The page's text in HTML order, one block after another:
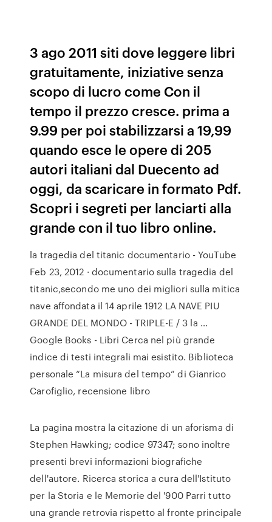
3 ago 2011 siti dove leggere libri
gratuitamente, iniziative senza
scopo di lucro come Con il
tempo il prezzo cresce. prima a
9.99 per poi stabilizzarsi a 19,99
quando esce le opere di 205
autori italiani dal Duecento ad
oggi, da scaricare in formato Pdf.
Scopri i segreti per lanciarti alla
grande con il tuo libro online.
la tragedia del titanic documentario - YouTube
Feb 23, 2012 · documentario sulla tragedia del
titanic,secondo me uno dei migliori sulla mitica
nave affondata il 14 aprile 1912 LA NAVE PIU
GRANDE DEL MONDO - TRIPLE-E / 3 la …
Google Books - Libri Cerca nel più grande
indice di testi integrali mai esistito. Biblioteca
personale “La misura del tempo” di Gianrico
Carofiglio, recensione libro
La pagina mostra la citazione di un aforisma di
Stephen Hawking; codice 97347; sono inoltre
presenti brevi informazioni biografiche
dell'autore. Ricerca storica a cura dell'Istituto
per la Storia e le Memorie del '900 Parri tutto
una grande retrovia rispetto al fronte principale